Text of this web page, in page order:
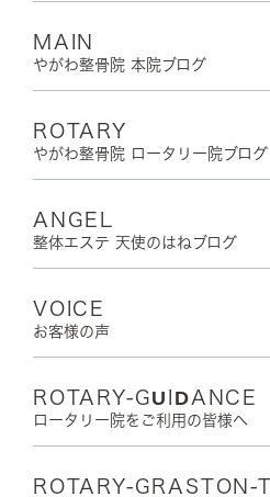
MAIN
やがわ整骨院 本院ブログ
ROTARY
やがわ整骨院 ロータリー院ブログ
ANGEL
整体エステ 天使のはねブログ
VOICE
お客様の声
ROTARY-GUIDANCE
ロータリー院をご利用の皆様へ
ROTARY-GRASTON-